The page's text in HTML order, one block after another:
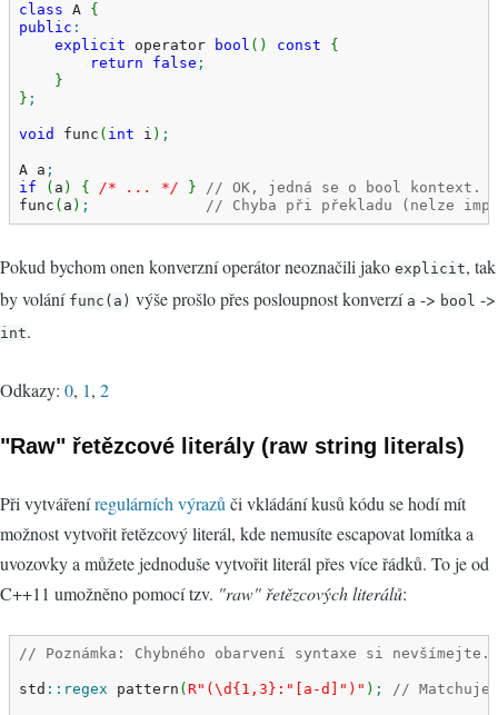
class A {
public :
explicit operator bool ( ) const
{
return
false ;
}
} ;
void func ( int i ) ;
A a ;
if
( a ) { /* ... */ }
// OK, jedná se o bool kontext.
func ( a ) ; // Chyba při překladu (nelze
Pokud bychom onen konverzní operátor neoznačili jako explicit, tak
by volání func(a) výše prošlo přes posloupnost konverzí a -> bool ->
int.
Odkazy: 0, 1, 2
"Raw" řetězcové literály (raw string literals)
Při vytvářeníregulárních výrazů či vkládání kusů kódu se hodí mít
možnost vytvořit řetězcový literál, kde nemusíte escapovat lomítka a
uvozovky a můžete jednoduše vytvořit literál přes více řádků. To je od
C++11 umožněno pomocí tzv. "raw" řetězcových literálů:
// Poznámka: Chybného obarvení syntaxe si nevšímejte.
std :: regex pattern ( R"(\d{1,3}:"[a-d]")" ) ; //